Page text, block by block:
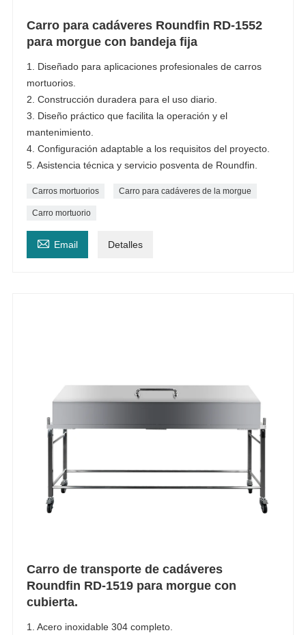
Carro para cadáveres Roundfin RD-1552
para morgue con bandeja fija
1. Diseñado para aplicaciones profesionales de carros
mortuorios.
2. Construcción duradera para el uso diario.
3. Diseño práctico que facilita la operación y el
mantenimiento.
4. Configuración adaptable a los requisitos del proyecto.
5. Asistencia técnica y servicio posventa de Roundfin.
Carros mortuorios Carro para cadáveres de la morgue
Carro mortuorio
 Email Detalles
Carro de transporte de cadáveres
Roundfin RD-1519 para morgue con
cubierta.
1. Acero inoxidable 304 completo.